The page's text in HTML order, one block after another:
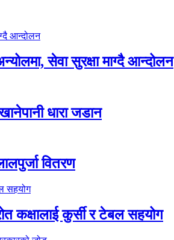
सेवा सुरक्षा माग्दै आन्दोलन
धारा जडान
वितरण
कक्षालाई कुर्सी र टेबल सहयोग